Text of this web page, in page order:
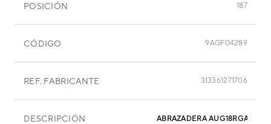
POSICIÓN 187
CÓDIGO 9AGF04289
REF. FABRICANTE 313361271706
DESCRIPCIÓN ABRAZADERA AUG18RGA